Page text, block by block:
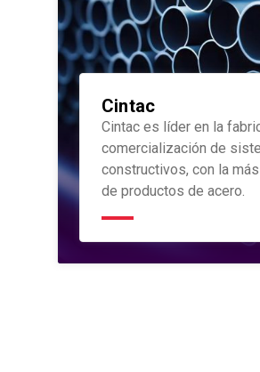
Cintac
Cintac es líder en la
comercialización de
constructivos, con la
de productos de acero.